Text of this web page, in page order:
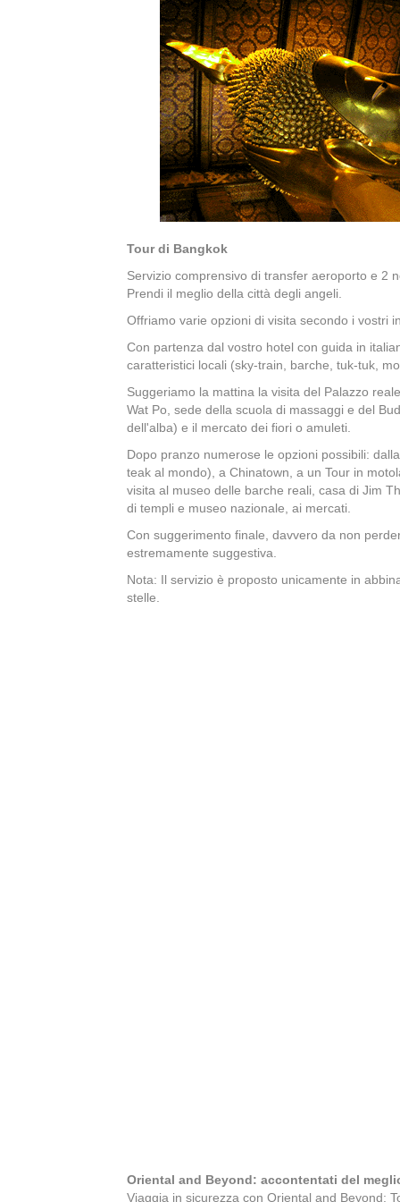
Tour di Bangkok
Servizio comprensivo di transfer aeroporto e 2
Prendi il meglio della città degli angeli.
Offriamo varie opzioni di visita secondo i vostri
Con partenza dal vostro hotel con guida in
caratteristici locali (sky-train, barche, tuk-tuk,
Suggeriamo la mattina la visita del Palazzo
Wat Po, sede della scuola di massaggi e del
dell'alba) e il mercato dei fiori o amuleti.
Dopo pranzo numerose le opzioni possibili:
teak al mondo), a Chinatown, a un Tour in
visita al museo delle barche reali, casa di Jim
di templi e museo nazionale, ai mercati.
Con suggerimento finale, davvero da non
estremamente suggestiva.
Nota: Il servizio è proposto unicamente in
stelle.
Oriental and Beyond: accontentati del
Viaggia in sicurezza con Oriental and Beyond: